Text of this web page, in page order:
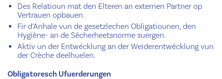
Des Relatioun mat den Elteren an externen Partner op
Vertrauen opbauen.
Fir d’Anhale vun de gesetzlechen Obligatiounen, den
Hygiène- an de Sécherheetsnorme suergen.
Aktiv un der Entwécklung an der Weiderentwécklung vun
der Crèche deelhuelen.
Obligatoresch Ufuerderungen